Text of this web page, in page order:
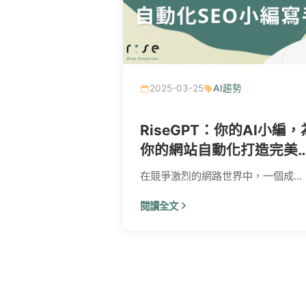
2025-03-25 AI趨勢
RiseGPT：你的AI小編，
你的網站自動化打造完美
SEO優化內容
在競爭激烈的網路世界中，一個成...
閱讀全文